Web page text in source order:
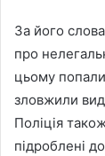
За його
про
цьому
зловжили
Поліція
підроблені